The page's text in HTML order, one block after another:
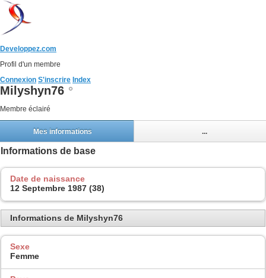
Developpez.com
Profil d'un membre
Connexion S'inscrire Index
Milyshyn76
Membre éclairé
Mes informations ...
Informations de base
Date de naissance
12 Septembre 1987 (38)
Informations de Milyshyn76
Sexe
Femme